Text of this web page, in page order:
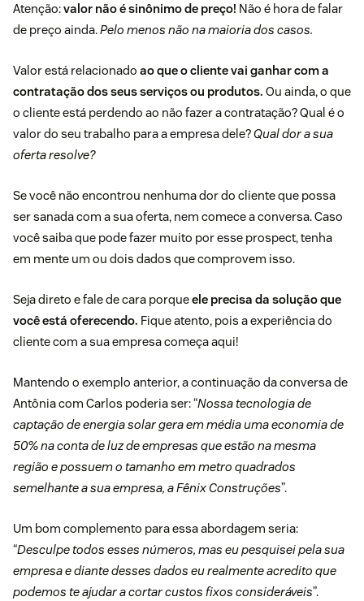
Atenção:valor não é sinônimo de preço! Não é hora de falar
de preço ainda.Pelo menos não na maioria dos casos.
Valor está relacionado ao que o cliente vai ganhar com a
contratação dos seus serviços ou produtos. Ou ainda, o que
o cliente está perdendo ao não fazer a contratação? Qual é o
valor do seu trabalho para a empresa dele?Qual dor a sua
oferta resolve?
Se você não encontrou nenhuma dor do cliente que possa
ser sanada com a sua oferta, nem comece a conversa. Caso
você saiba que pode fazer muito por esse prospect, tenha
em mente um ou dois dados que comprovem isso.
Seja direto e fale de cara porqueele precisa da solução que
você está oferecendo. Fique atento, pois aexperiência do
clientecom a sua empresa começa aqui!
Mantendo o exemplo anterior, a continuação da conversa de
Antônia com Carlos poderia ser: “Nossa tecnologia de
captação de energia solar gera em média uma economia de
50% na conta de luz de empresas que estão na mesma
região e possuem o tamanho em metro quadrados
semelhante a sua empresa, a Fênix Construções”.
Um bom complemento para essa abordagem seria:
“Desculpe todos esses números, mas eu pesquisei pela sua
empresa e diante desses dados eu realmente acredito que
podemos te ajudar a cortar custos fixos consideráveis”.